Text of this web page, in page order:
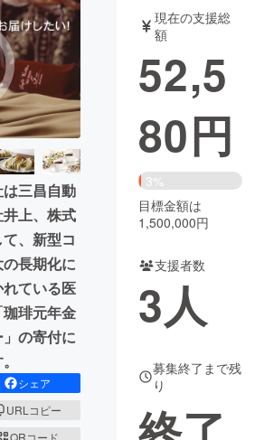
真 音楽
ー・ガジェット ゲーム・
起業 チャレンジ
・地域活性化
Social Good
CAMPFIRE Creation
るさと納税machi-ya コミュニティ
三昌自動
上、株式
、新型コ
長期化に
ている医
琲元年金
の寄付に
シェア
URLコピー
QRコード
現在の支援総
額
52,5
80円
3%
目標金額は
1,500,000円
支援者数
3人
募集終了まで残
り